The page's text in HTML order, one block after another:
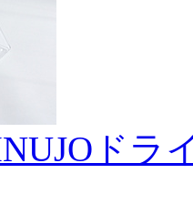
ドラ